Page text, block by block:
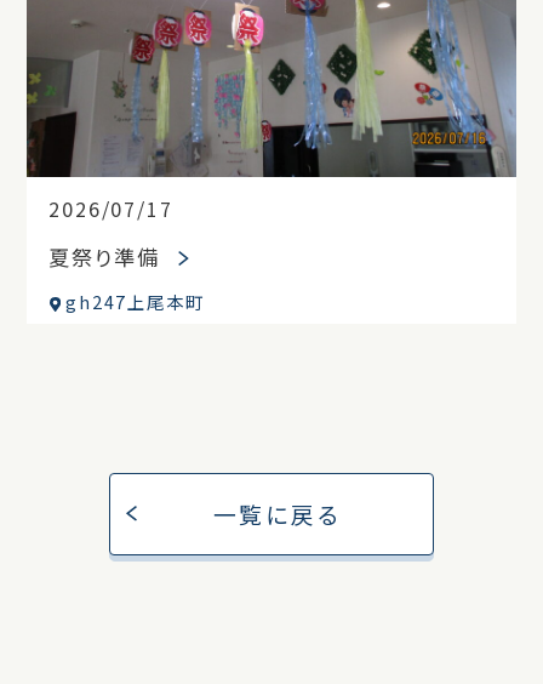
2026/07/17
夏祭り準備
gh247上尾本町
一覧に戻る